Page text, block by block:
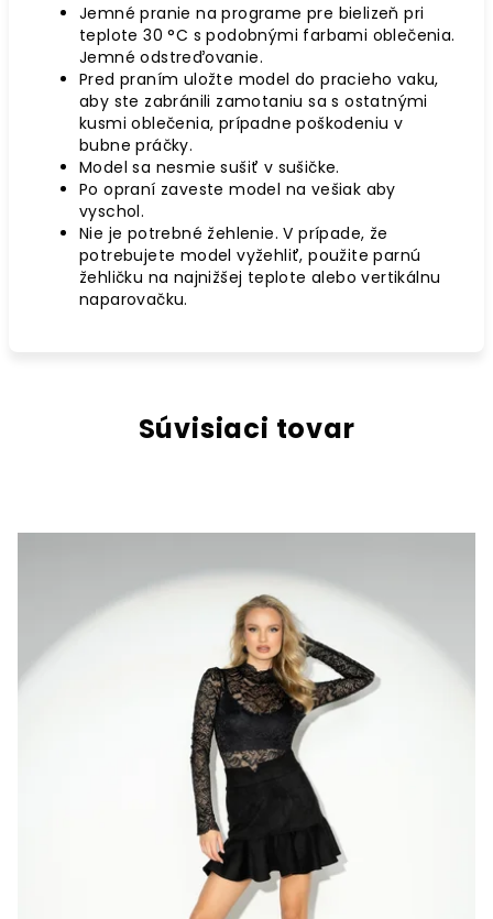
Jemné pranie na programe pre bielizeň pri
teplote 30 °C s podobnými farbami oblečenia.
Jemné odstreďovanie.
Pred praním uložte model do pracieho vaku,
aby ste zabránili zamotaniu sa s ostatnými
kusmi oblečenia, prípadne poškodeniu v
bubne práčky.
Model sa nesmie sušiť v sušičke.
Po opraní zaveste model na vešiak aby
vyschol.
Nie je potrebné žehlenie. V prípade, že
potrebujete model vyžehliť, použite parnú
žehličku na najnižšej teplote alebo vertikálnu
naparovačku.
Súvisiaci tovar